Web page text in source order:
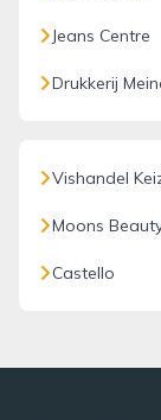
Jeans Centre
Drukkerij
Vishandel
Moons
Castello